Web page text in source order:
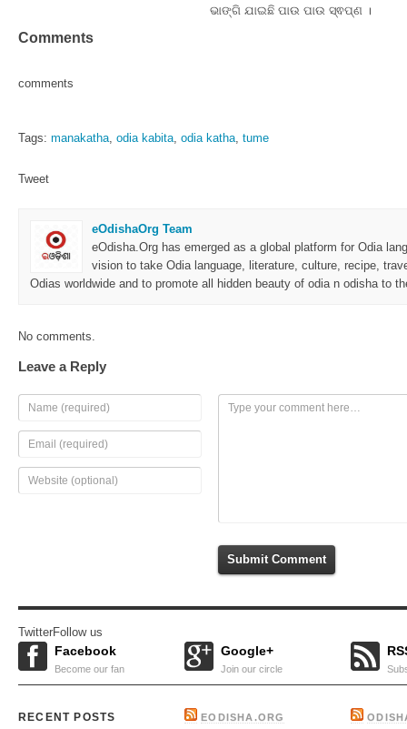
ଭାଙ୍ଗି ଯାଇଛି ପାଉ ପାଉ ସ୍ଵପ୍ଣ ।
Comments
comments
Tags: manakatha, odia kabita, odia katha, tume
Tweet
eOdishaOrg Team
eOdisha.Org has emerged as a global platform for Odia
vision to take Odia language, literature, culture, recipe,
Odias worldwide and to promote all hidden beauty of odia n odisha to
No comments.
Leave a Reply
Submit Comment
TwitterFollow us
Facebook
Become our fan
Google+
Join our circle
RECENT POSTS EODISHA.ORG